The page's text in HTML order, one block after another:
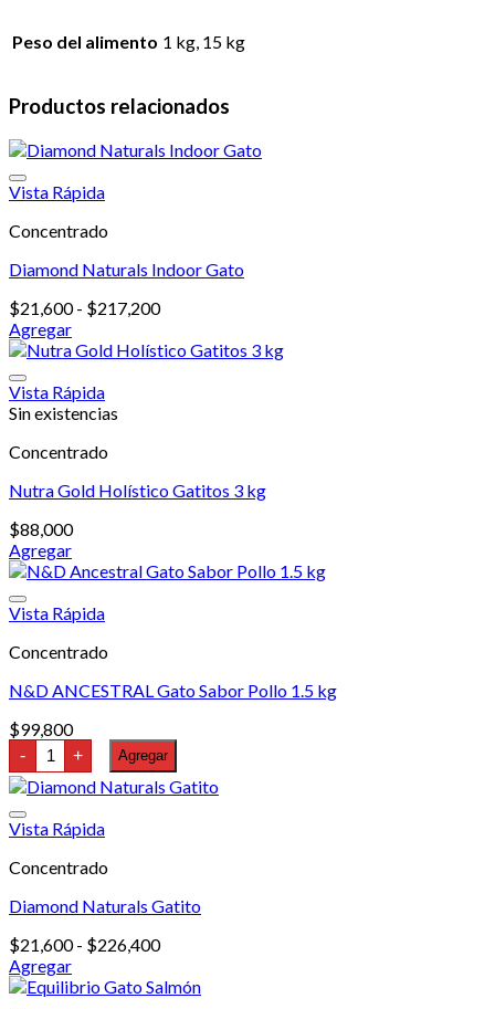
Peso del alimento 1 kg, 15 kg
Productos relacionados
Vista Rápida
Concentrado
Diamond Naturals Indoor Gato
$21,600 - $217,200Rango
precios:
Agregar
Este
tiene
múltiples
Las
se
elegir
en
la
página
de
producto
Vista Rápida
Sin existencias
Concentrado
Nutra Gold Holístico Gatitos 3 kg
$88,000
Agregar
Vista Rápida
Concentrado
N&D ANCESTRAL Gato Sabor Pollo 1.5 kg
$99,800
- N&D
ANCESTRAL
Gato
Sabor
1.5
cantidad
+ Agregar
Vista Rápida
Concentrado
Diamond Naturals Gatito
$21,600 - $226,400Rango
precios:
Agregar
Este